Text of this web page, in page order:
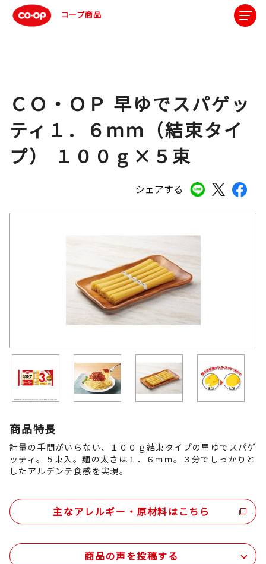
コープ商品
シェアする
ＣＯ・ＯＰ 早ゆでスパゲッ
ティ１．６ｍｍ（結束タイ
プ） １００ｇ×５束
商品特長
計量の手間がいらない、１００ｇ結束タイプの早ゆでスパゲ
ッティ。５束入。麺の太さは１．６ｍｍ。３分でしっかりと
したアルデンテ食感を実現。
主なアレルギー・原材料はこちら
商品の声を投稿する